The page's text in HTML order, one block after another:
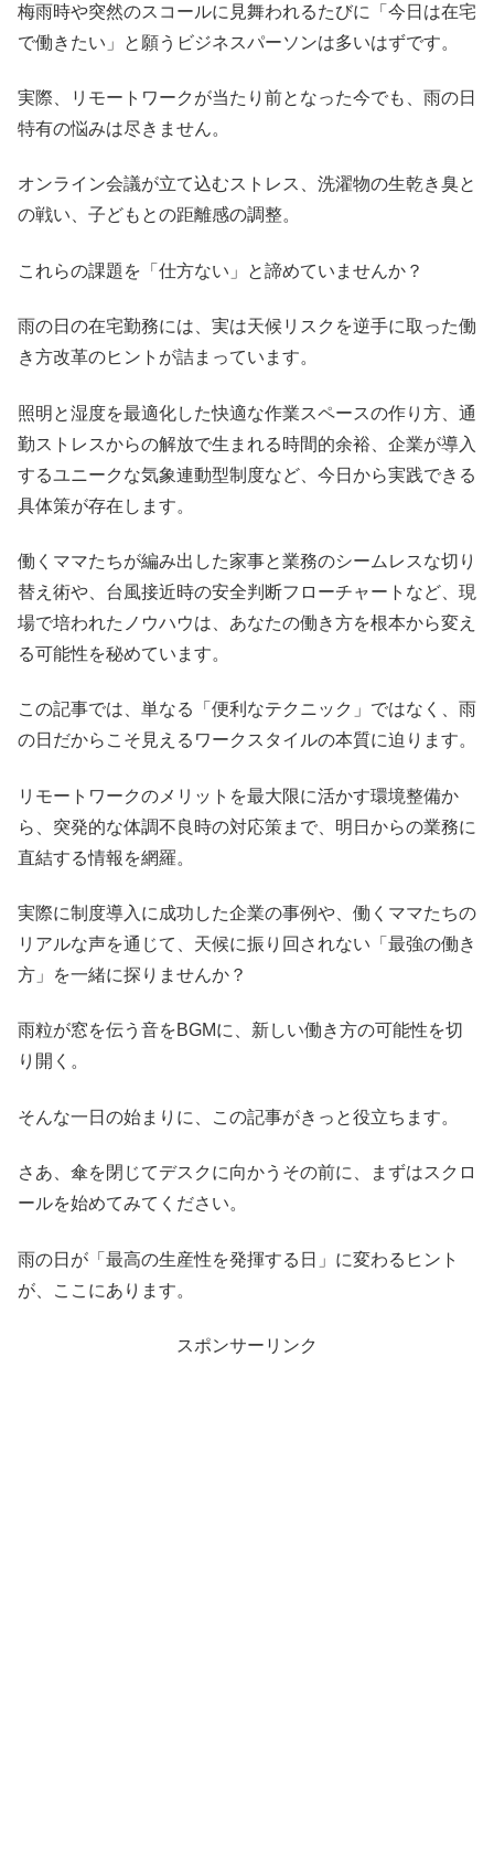
梅雨時や突然のスコールに見舞われるたびに「今日は在宅
で働きたい」と願うビジネスパーソンは多いはずです。
実際、リモートワークが当たり前となった今でも、雨の日
特有の悩みは尽きません。
オンライン会議が立て込むストレス、洗濯物の生乾き臭と
の戦い、子どもとの距離感の調整。
これらの課題を「仕方ない」と諦めていませんか？
雨の日の在宅勤務には、実は天候リスクを逆手に取った働
き方改革のヒントが詰まっています。
照明と湿度を最適化した快適な作業スペースの作り方、通
勤ストレスからの解放で生まれる時間的余裕、企業が導入
するユニークな気象連動型制度など、今日から実践できる
具体策が存在します。
働くママたちが編み出した家事と業務のシームレスな切り
替え術や、台風接近時の安全判断フローチャートなど、現
場で培われたノウハウは、あなたの働き方を根本から変え
る可能性を秘めています。
この記事では、単なる「便利なテクニック」ではなく、雨
の日だからこそ見えるワークスタイルの本質に迫ります。
リモートワークのメリットを最大限に活かす環境整備か
ら、突発的な体調不良時の対応策まで、明日からの業務に
直結する情報を網羅。
実際に制度導入に成功した企業の事例や、働くママたちの
リアルな声を通じて、天候に振り回されない「最強の働き
方」を一緒に探りませんか？
雨粒が窓を伝う音をBGMに、新しい働き方の可能性を切
り開く。
そんな一日の始まりに、この記事がきっと役立ちます。
さあ、傘を閉じてデスクに向かうその前に、まずはスクロ
ールを始めてみてください。
雨の日が「最高の生産性を発揮する日」に変わるヒント
が、ここにあります。
スポンサーリンク